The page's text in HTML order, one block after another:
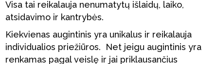
Visa tai reikalauja nenumatytų išlaidų, laiko,
atsidavimo ir kantrybės.
Kiekvienas augintinis yra unikalus ir reikalauja
individualios priežiūros. Net jeigu augintinis yra
renkamas pagal veislę ir jai priklausančius